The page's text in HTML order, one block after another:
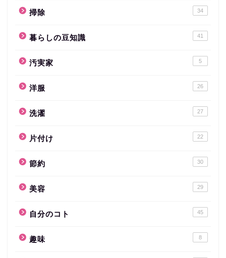
掃除 34
暮らしの豆知識 41
汚実家 5
洋服 26
洗濯 27
片付け 22
節約 30
美容 29
自分のコト 45
趣味 8